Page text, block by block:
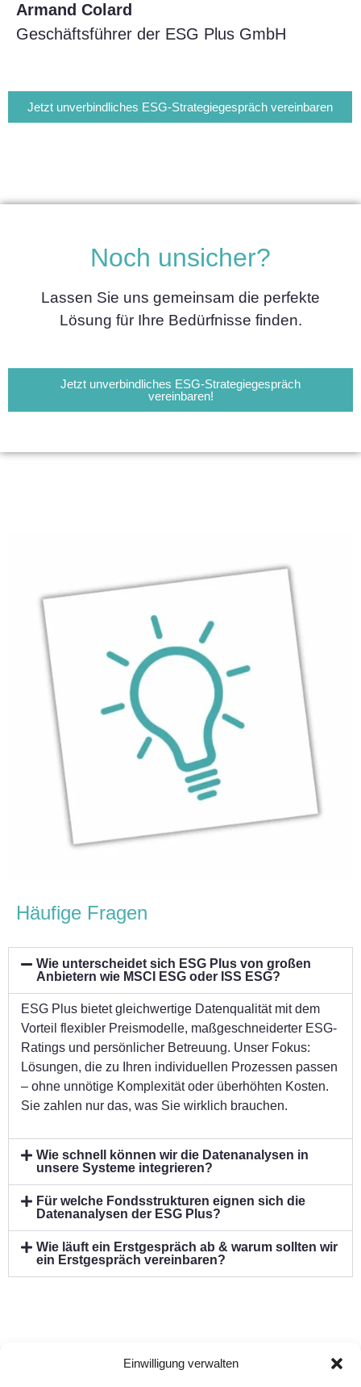
Einwilligung verwalten
Armand Colard
Geschäftsführer der ESG Plus GmbH
Jetzt unverbindliches ESG-Strategiegespräch vereinbaren
Noch unsicher?
Lassen Sie uns gemeinsam die perfekte
Lösung für Ihre Bedürfnisse finden.
Jetzt unverbindliches ESG-Strategiegespräch
vereinbaren!
Häufige Fragen
Wie unterscheidet sich ESG Plus von großen
Anbietern wie MSCI ESG oder ISS ESG?
ESG Plus bietet gleichwertige Datenqualität mit dem
Vorteil flexibler Preismodelle, maßgeschneiderter ESG-
Ratings und persönlicher Betreuung. Unser Fokus:
Lösungen, die zu Ihren individuellen Prozessen passen
– ohne unnötige Komplexität oder überhöhten Kosten.
Sie zahlen nur das, was Sie wirklich brauchen.
Wie schnell können wir die Datenanalysen in
unsere Systeme integrieren?
Für welche Fondsstrukturen eignen sich die
Datenanalysen der ESG Plus?
Wie läuft ein Erstgespräch ab & warum sollten wir
ein Erstgespräch vereinbaren?